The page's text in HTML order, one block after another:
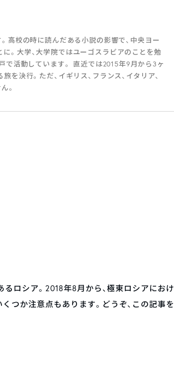
高校の時に読んだある小説の影響で、中央ヨー
。大学、大学院ではユーゴスラビアのことを勉
で活動しています。 直近では2015年9月から3ヶ
を決行。ただ、イギリス、フランス、イタリア、
。
ロシア。2018年8月から、極東ロシアにおけ
つか注意点もあります。どうぞ、この記事を